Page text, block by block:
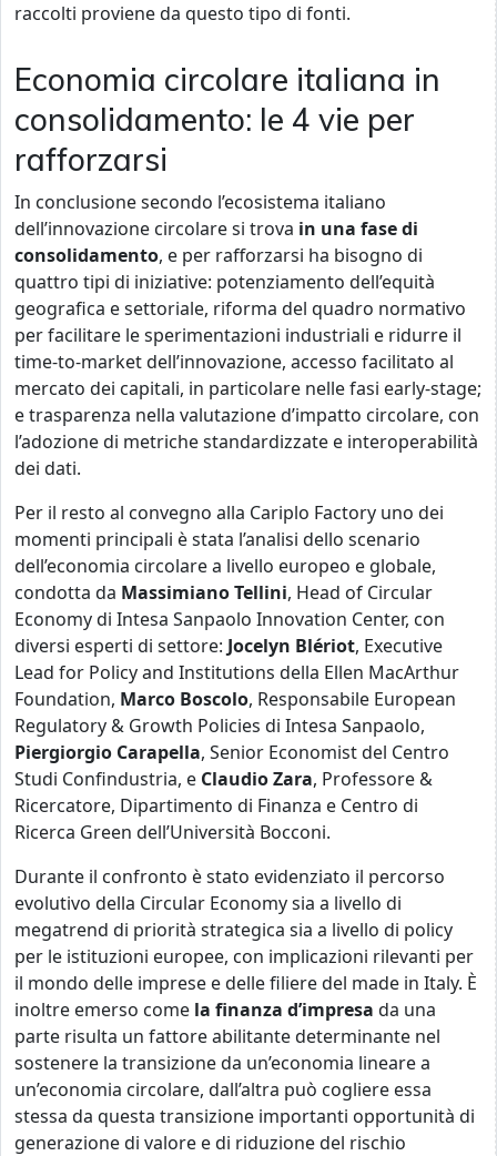
raccolti proviene da questo tipo di fonti.
Economia circolare italiana in
consolidamento: le 4 vie per
rafforzarsi
In conclusione secondo l’ecosistema italiano
dell’innovazione circolare si trova in una fase di
consolidamento, e per rafforzarsi ha bisogno di
quattro tipi di iniziative: potenziamento dell’equità
geografica e settoriale, riforma del quadro normativo
per facilitare le sperimentazioni industriali e ridurre il
time-to-market dell’innovazione, accesso facilitato al
mercato dei capitali, in particolare nelle fasi early-stage;
e trasparenza nella valutazione d’impatto circolare, con
l’adozione di metriche standardizzate e interoperabilità
dei dati.
Per il resto al convegno alla Cariplo Factory uno dei
momenti principali è stata l’analisi dello scenario
dell’economia circolare a livello europeo e globale,
condotta da Massimiano Tellini, Head of Circular
Economy di Intesa Sanpaolo Innovation Center, con
diversi esperti di settore: Jocelyn Blériot, Executive
Lead for Policy and Institutions della Ellen MacArthur
Foundation, Marco Boscolo, Responsabile European
Regulatory & Growth Policies di Intesa Sanpaolo,
Piergiorgio Carapella, Senior Economist del Centro
Studi Confindustria, e Claudio Zara, Professore &
Ricercatore, Dipartimento di Finanza e Centro di
Ricerca Green dell’Università Bocconi.
Durante il confronto è stato evidenziato il percorso
evolutivo della Circular Economy sia a livello di
megatrend di priorità strategica sia a livello di policy
per le istituzioni europee, con implicazioni rilevanti per
il mondo delle imprese e delle filiere del made in Italy. È
inoltre emerso come la finanza d’impresa da una
parte risulta un fattore abilitante determinante nel
sostenere la transizione da un’economia lineare a
un’economia circolare, dall’altra può cogliere essa
stessa da questa transizione importanti opportunità di
generazione di valore e di riduzione del rischio